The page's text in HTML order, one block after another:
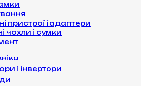
пристрої і адаптери
чохли і сумки
і інвертори